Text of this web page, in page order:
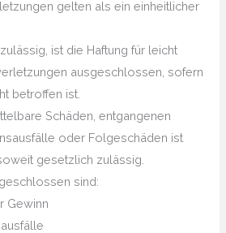
gelten als ein einheitlicher
ist die Haftung für leicht
ausgeschlossen, sofern
betroffen ist.
Schäden, entgangenen
oder Folgeschäden ist
gesetzlich zulässig.
sind:
Gewinn